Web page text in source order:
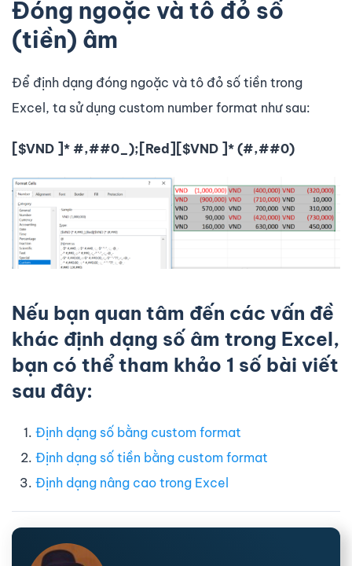
Đóng ngoặc và tô đỏ số
(tiền) âm
Để định dạng đóng ngoặc và tô đỏ số tiền trong
Excel, ta sử dụng custom number format như sau:
[$VND ]* #,##0_);[Red][$VND ]* (#,##0)
Nếu bạn quan tâm đến các vấn đề
khác định dạng số âm trong Excel,
bạn có thể tham khảo 1 số bài viết
sau đây:
Định dạng số bằng custom format
Định dạng số tiền bằng custom format
Định dạng nâng cao trong Excel